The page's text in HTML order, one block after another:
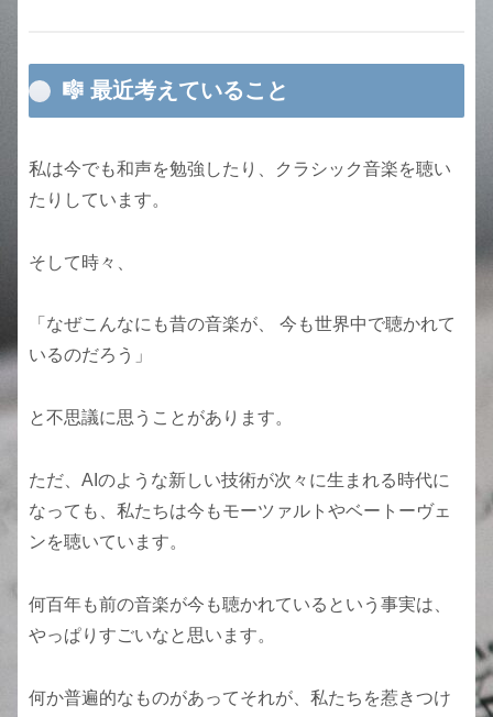
🎼 最近考えていること
私は今でも和声を勉強したり、クラシック音楽を聴い
たりしています。
そして時々、
「なぜこんなにも昔の音楽が、 今も世界中で聴かれて
いるのだろう」
と不思議に思うことがあります。
ただ、AIのような新しい技術が次々に生まれる時代に
なっても、私たちは今もモーツァルトやベートーヴェ
ンを聴いています。
何百年も前の音楽が今も聴かれているという事実は、
やっぱりすごいなと思います。
何か普遍的なものがあってそれが、私たちを惹きつけ